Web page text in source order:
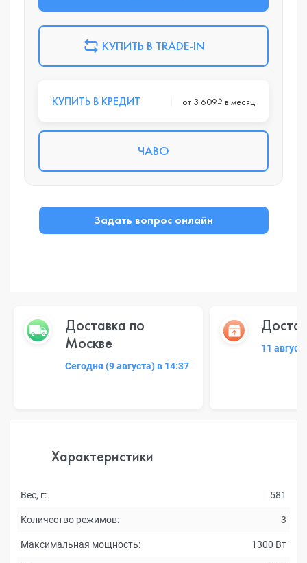
КУПИТЬ В TRADE-IN
КУПИТЬ В КРЕДИТ от 3 609₽ в месяц
ЧАВО
Задать вопрос онлайн
Доставка по
Москве
Сегодня (9 августа) в 14:37
11
Характеристики
Вес, г: 581
Количество режимов: 3
Максимальная мощность: 1300 Вт